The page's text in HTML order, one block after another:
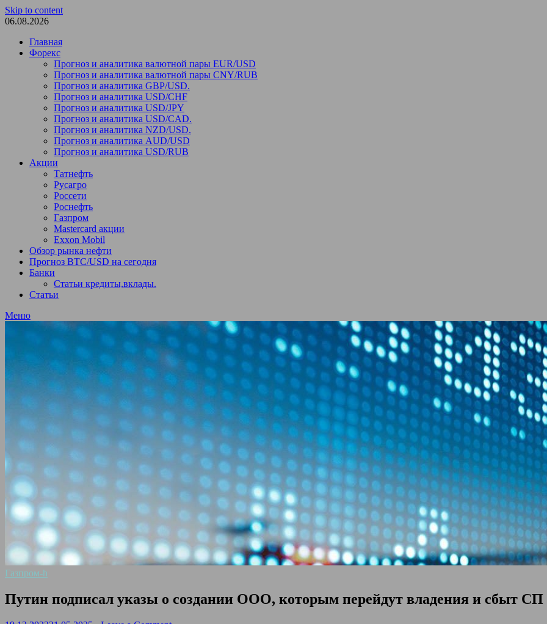
Skip to content
06.08.2026
Главная
Форекс
Прогноз и аналитика валютной пары EUR/USD
Прогноз и аналитика валютной пары CNY/RUB
Прогноз и аналитика GBP/USD.
Прогноз и аналитика USD/CHF
Прогноз и аналитика USD/JPY
Прогноз и аналитика USD/CAD.
Прогноз и аналитика NZD/USD.
Прогноз и аналитика AUD/USD
Прогноз и аналитика USD/RUB
Акции
Татнефть
Русагро
Россети
Роснефть
Газпром
Mastercard акции
Exxon Mobil
Обзор рынка нефти
Прогноз BTC/USD на сегодня
Банки
Статьи кредиты,вклады.
Статьи
Меню
Газпром-h
Путин подписал указы о создании ООО, которым перейдут владения и сбыт